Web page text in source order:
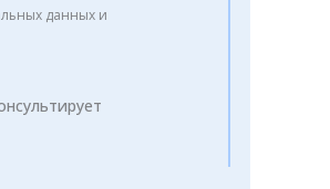
данных и